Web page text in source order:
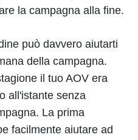
la campagna alla fine.
può davvero aiutarti
della campagna.
il tuo AOV era
all'istante senza
La prima
facilmente aiutare ad